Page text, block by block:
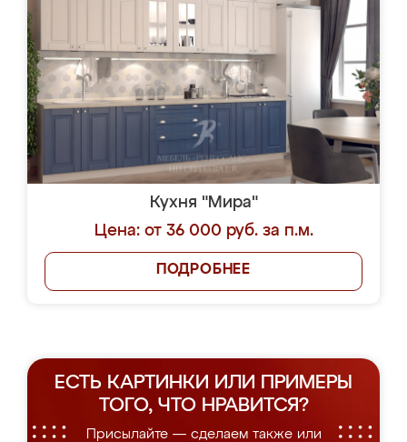
Кухня "Мира"
Цена: от 36 000 руб. за п.м.
ПОДРОБНЕЕ
ЕСТЬ КАРТИНКИ ИЛИ ПРИМЕРЫ
ТОГО, ЧТО НРАВИТСЯ?
Присылайте — сделаем также или